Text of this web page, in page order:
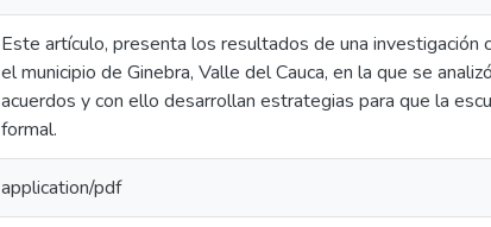
Este artículo, presenta los resultados de una investigación
el municipio de Ginebra, Valle del Cauca, en la que se
acuerdos y con ello desarrollan estrategias para que la
formal.
application/pdf